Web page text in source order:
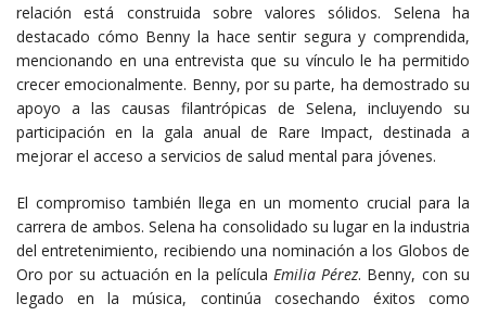
relación está construida sobre valores sólidos. Selena ha
destacado cómo Benny la hace sentir segura y comprendida,
mencionando en una entrevista que su vínculo le ha permitido
crecer emocionalmente. Benny, por su parte, ha demostrado su
apoyo a las causas filantrópicas de Selena, incluyendo su
participación en la gala anual de Rare Impact, destinada a
mejorar el acceso a servicios de salud mental para jóvenes.
El compromiso también llega en un momento crucial para la
carrera de ambos. Selena ha consolidado su lugar en la industria
del entretenimiento, recibiendo una nominación a los Globos de
Oro por su actuación en la película Emilia Pérez. Benny, con su
legado en la música, continúa cosechando éxitos como